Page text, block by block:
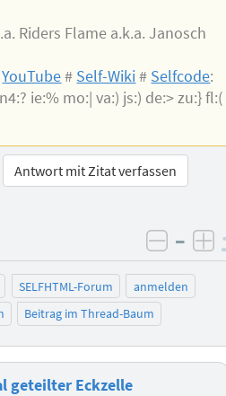
Riders Flame a.k.a. Janosch
YouTube# Self-Wiki# Selfcode:
ie:% mo:| va:) js:) de:> zu:} fl:(
Antwort mit Zitat verfassen
–
SELFHTML-Forum
anmelden
Beitrag im Thread-Baum
geteilter Eckzelle